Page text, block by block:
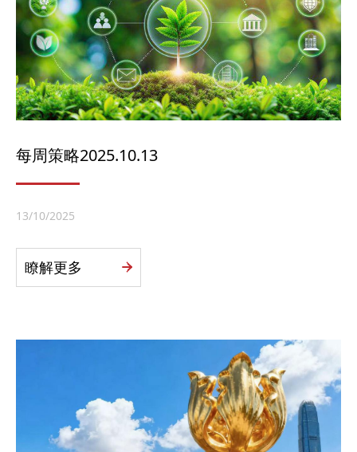
每周策略2025.10.13
13/10/2025
瞭解更多